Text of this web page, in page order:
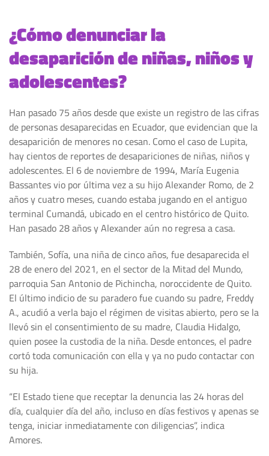
¿Cómo denunciar la
desaparición de niñas, niños y
adolescentes?
Han pasado 75 años desde que existe un registro de las cifras
de personas desaparecidas en Ecuador, que evidencian que la
desaparición de menores no cesan. Como el caso de Lupita,
hay cientos de reportes de desapariciones de niñas, niños y
adolescentes. El 6 de noviembre de 1994, María Eugenia
Bassantes vio por última vez a su hijo Alexander Romo, de 2
años y cuatro meses, cuando estaba jugando en el antiguo
terminal Cumandá, ubicado en el centro histórico de Quito.
Han pasado 28 años y Alexander aún no regresa a casa.
También, Sofía, una niña de cinco años, fue desaparecida el
28 de enero del 2021, en el sector de la Mitad del Mundo,
parroquia San Antonio de Pichincha, noroccidente de Quito.
El último indicio de su paradero fue cuando su padre, Freddy
A., acudió a verla bajo el régimen de visitas abierto, pero se la
llevó sin el consentimiento de su madre, Claudia Hidalgo,
quien posee la custodia de la niña. Desde entonces, el padre
cortó toda comunicación con ella y ya no pudo contactar con
su hija.
“El Estado tiene que receptar la denuncia las 24 horas del
día, cualquier día del año, incluso en días festivos y apenas se
tenga, iniciar inmediatamente con diligencias”, indica
Amores.